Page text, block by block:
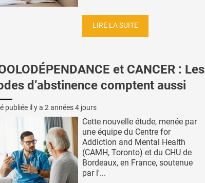
LIRE LA SUITE
et CANCER : Les
d’abstinence comptent aussi
publiée il y a 2 années 4 jours
Cette nouvelle étude, menée par
une équipe du Centre for
Addiction and Mental Health
(CAMH, Toronto) et du CHU de
Bordeaux, en France, soutenue
par l'...